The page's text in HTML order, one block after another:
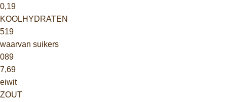
0,19
KOOLHYDRATEN
519
waarvan suikers
089
7,69
eiwit
ZOUT